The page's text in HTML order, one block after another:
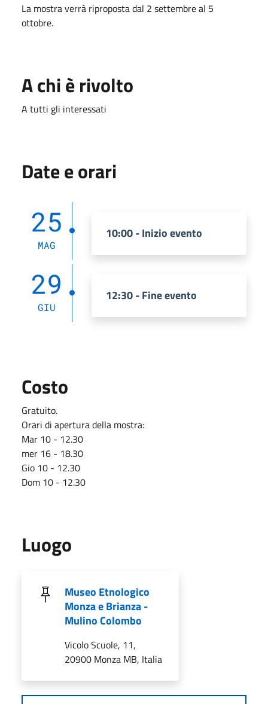
La mostra verrà riproposta dal 2 settembre al 5
ottobre.
A chi è rivolto
A tutti gli interessati
Date e orari
25
MAG
10:00 - Inizio evento
29
GIU
12:30 - Fine evento
Costo
Gratuito.
Orari di apertura della mostra:
Mar 10 - 12.30
mer 16 - 18.30
Gio 10 - 12.30
Dom 10 - 12.30
Luogo
Museo Etnologico
Monza e Brianza -
Mulino Colombo
Vicolo Scuole, 11,
20900 Monza MB, Italia